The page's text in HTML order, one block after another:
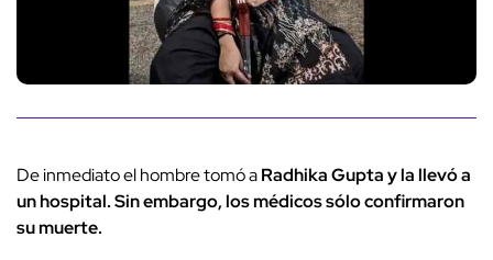
De inmediato el hombre tomó aRadhika Gupta y la llevó a
un hospital. Sin embargo, los médicos sólo confirmaron
su muerte.